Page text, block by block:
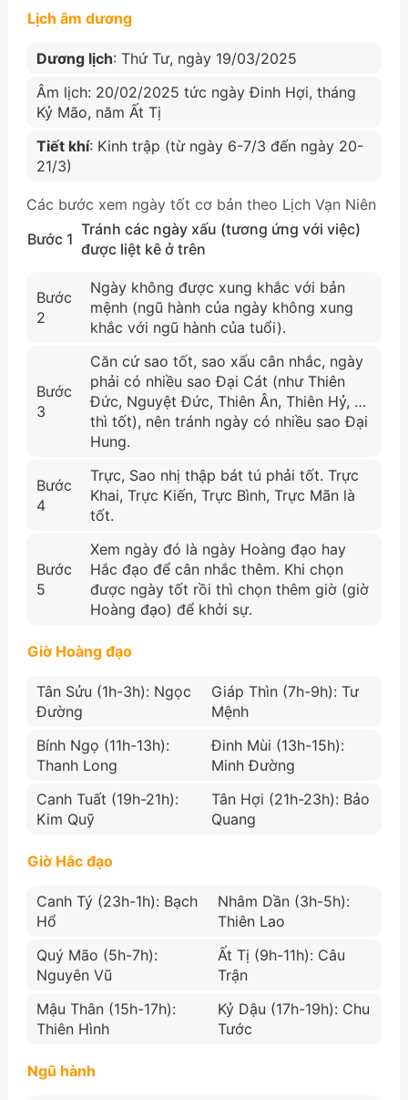
Lịch âm dương
Dương lịch: Thứ Tư, ngày 19/03/2025
Âm lịch: 20/02/2025 tức ngày Đinh Hợi, tháng
Kỷ Mão, năm Ất Tị
Tiết khí: Kinh trập (từ ngày 6-7/3 đến ngày 20-
21/3)
Các bước xem ngày tốt cơ bản theo Lịch Vạn Niên
Bước 1
Tránh các ngày xấu (tương ứng với việc)
được liệt kê ở trên
Bước
2
Ngày không được xung khắc với bản
mệnh (ngũ hành của ngày không xung
khắc với ngũ hành của tuổi).
Bước
3
Căn cứ sao tốt, sao xấu cân nhắc, ngày
phải có nhiều sao Đại Cát (như Thiên
Đức, Nguyệt Đức, Thiên Ân, Thiên Hỷ, …
thì tốt), nên tránh ngày có nhiều sao Đại
Hung.
Bước
4
Trực, Sao nhị thập bát tú phải tốt. Trực
Khai, Trực Kiến, Trực Bình, Trực Mãn là
tốt.
Bước
5
Xem ngày đó là ngày Hoàng đạo hay
Hắc đạo để cân nhắc thêm. Khi chọn
được ngày tốt rồi thì chọn thêm giờ (giờ
Hoàng đạo) để khởi sự.
Giờ Hoàng đạo
Tân Sửu (1h-3h): Ngọc
Đường
Giáp Thìn (7h-9h): Tư
Mệnh
Bính Ngọ (11h-13h):
Thanh Long
Đinh Mùi (13h-15h):
Minh Đường
Canh Tuất (19h-21h):
Kim Quỹ
Tân Hợi (21h-23h): Bảo
Quang
Giờ Hắc đạo
Canh Tý (23h-1h): Bạch
Hổ
Nhâm Dần (3h-5h):
Thiên Lao
Quý Mão (5h-7h):
Nguyên Vũ
Ất Tị (9h-11h): Câu
Trận
Mậu Thân (15h-17h):
Thiên Hình
Kỷ Dậu (17h-19h): Chu
Tước
Ngũ hành